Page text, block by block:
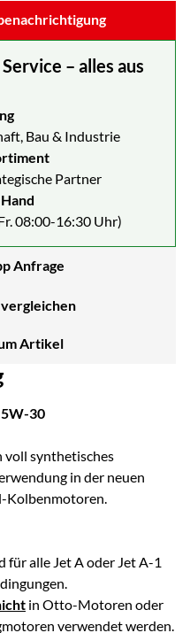
– alles aus
Bau & Industrie
Partner
08:00-16:30 Uhr)
Anfrage
Artikel
5W-30
voll synthetisches
in der neuen
Kolbenmotoren.
für alle Jet A oder Jet A-1
in Otto-Motoren oder
verwendet werden.